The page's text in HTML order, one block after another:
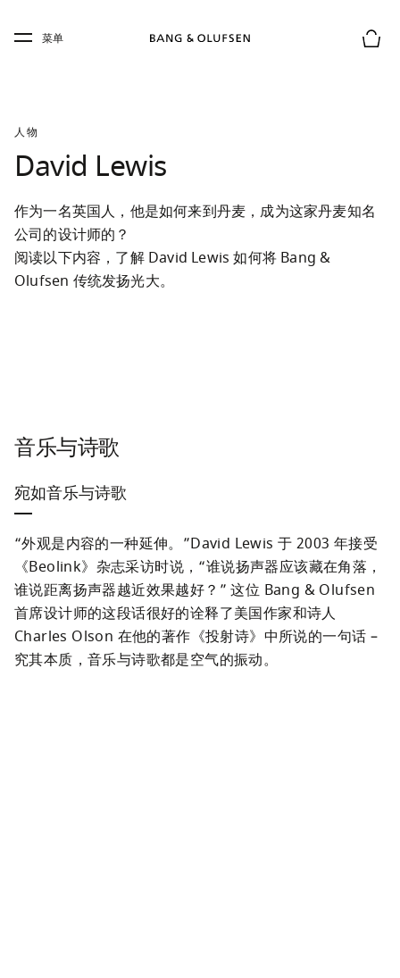
Skip to main footer
菜单
人物
David Lewis
作为一名英国人，他是如何来到丹麦，成为这家丹麦知名
公司的设计师的？
阅读以下内容，了解 David Lewis 如何将 Bang &
Olufsen 传统发扬光大。
音乐与诗歌
宛如音乐与诗歌
“外观是内容的一种延伸。”David Lewis 于 2003 年接受
《Beolink》杂志采访时说，“谁说扬声器应该藏在角落，
谁说距离扬声器越近效果越好？” 这位 Bang & Olufsen
首席设计师的这段话很好的诠释了美国作家和诗人
Charles Olson 在他的著作《投射诗》中所说的一句话 –
究其本质，音乐与诗歌都是空气的振动。